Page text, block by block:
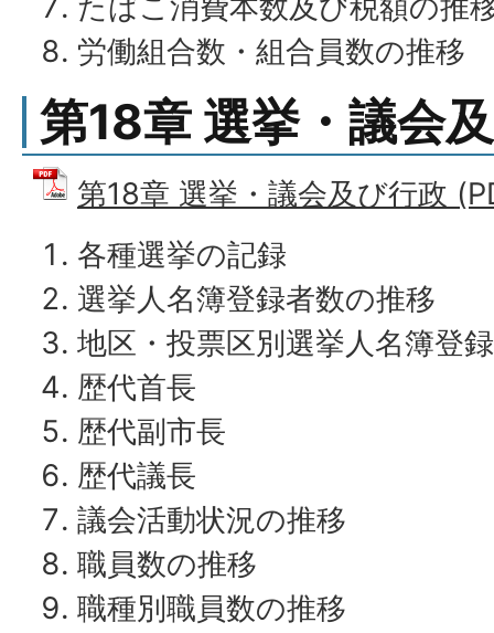
労働組合数・組合員数の推移
第18章 選挙・議会
第18章 選挙・議会及び行政
各種選挙の記録
選挙人名簿登録者数の推移
地区・投票区別選挙人名簿登
歴代首長
歴代副市長
歴代議長
議会活動状況の推移
職員数の推移
職種別職員数の推移